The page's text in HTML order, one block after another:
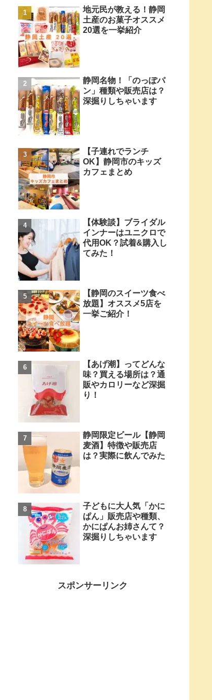
地元民が教える！静岡
土産のお菓子オススメ
20選を一挙紹介
静岡名物！「のっぽパ
ン」種類や販売店は？
深掘りしちゃいます
【子連れでランチ
OK】静岡市のキッズ
カフェまとめ
【体験談】ブライダル
インナーはユニクロで
代用OK？試着&購入し
てみた！
【静岡のスイーツ食べ
放題】オススメ5店を
一挙ご紹介！
【あげ潮】ってどんな
味？買える場所は？通
販やカロリーなど深掘
り！
静岡限定ビール【静岡
麦酒】特徴や販売店
は？実際に飲んでみた
子どもに大人気「かに
ぱん」販売店や種類、
かにぱんお姉さんて？
深掘りしちゃいます
スポンサーリンク